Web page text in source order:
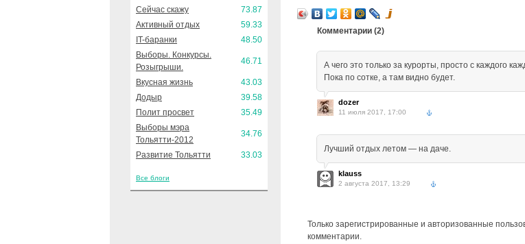
Сейчас скажу
73.87
Активный отдых
59.33
IT-баранки
48.50
Выборы. Конкурсы.
Розыгрыши.
46.71
Вкусная жизнь
43.03
Додыр
39.58
Полит просвет
35.49
Выборы мэра
Тольятти-2012
34.76
Развитие Тольятти 33.03
Все блоги
Комментарии (2)
А чего это только за курорты, просто с каждого
Пока по сотке, а там видно будет.
dozer
11 июля 2017, 17:00
Лучший отдых летом — на даче.
klauss
2 августа 2017, 13:29
Только зарегистрированные и авторизованные
комментарии.